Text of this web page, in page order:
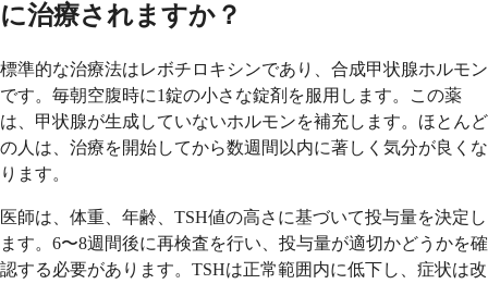
に治療されますか？
標準的な治療法はレボチロキシンであり、合成甲状腺ホルモン
です。毎朝空腹時に1錠の小さな錠剤を服用します。この薬
は、甲状腺が生成していないホルモンを補充します。ほとんど
の人は、治療を開始してから数週間以内に著しく気分が良くな
ります。
医師は、体重、年齢、TSH値の高さに基づいて投与量を決定し
ます。6〜8週間後に再検査を行い、投与量が適切かどうかを確
認する必要があります。TSHは正常範囲内に低下し、症状は改